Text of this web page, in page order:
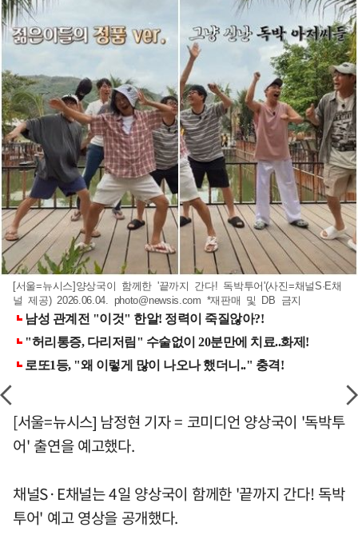
[서울=뉴시스]양상국이 함께한 '끝까지 간다! 독박투어'(사진=채널S·E채
널 제공) 2026.06.04. photo@newsis.com *재판매 및 DB 금지
[서울=뉴시스] 남정현 기자 = 코미디언 양상국이 '독박투
어' 출연을 예고했다.
채널S·E채널는 4일 양상국이 함께한 '끝까지 간다! 독박
투어' 예고 영상을 공개했다.